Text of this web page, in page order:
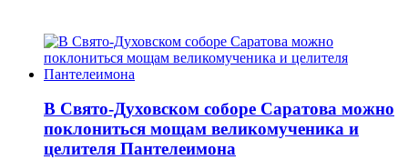
В Свято-Духовском соборе Саратова можно
поклониться мощам великомученика и
целителя Пантелеимона